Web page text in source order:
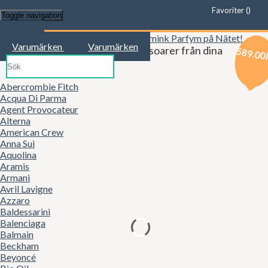
Favoriter ()
Kläder, mode, smink och accessoarer från dina
favoritbutiker!
Toggle navigation
Varumärken
Varumärken
Abercrombie Fitch
Acqua Di Parma
Agent Provocateur
Alterna
American Crew
Anna Sui
Aquolina
Aramis
Armani
Avril Lavigne
Azzaro
Baldessarini
Balenciaga
Balmain
Beckham
Beyoncé